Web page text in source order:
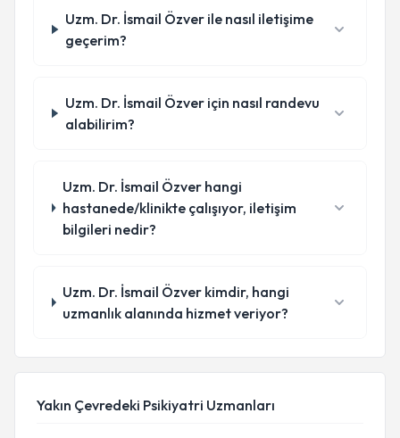
Uzm. Dr. İsmail Özver ile nasıl iletişime
geçerim?
Uzm. Dr. İsmail Özver için nasıl randevu
alabilirim?
Uzm. Dr. İsmail Özver hangi
hastanede/klinikte çalışıyor, iletişim
bilgileri nedir?
Uzm. Dr. İsmail Özver kimdir, hangi
uzmanlık alanında hizmet veriyor?
Yakın Çevredeki Psikiyatri Uzmanları